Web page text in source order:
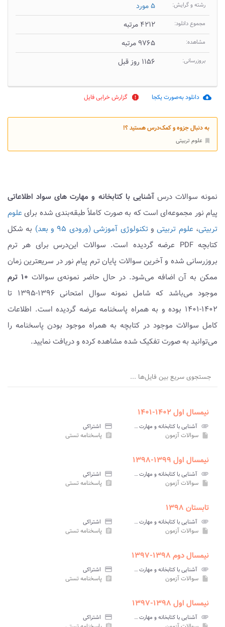
رشته و گرایش: ۵ مورد
مجموع دانلود: ۴۲۱۲ مرتبه
مشاهده: ۹۷۶۵ مرتبه
بروزرسانی: ۱۱۵۶ روز قبل
cloud_download دانلود به‌صورت یکجا report گزارش خرابی فایل
به دنبال جزوه و کمک‌درس هستید ؟!
علوم تربیتی
نمونه سوالات درسآشنایی با کتابخانه و مهارت های سواد اطلاعاتی
پیام نور مجموعه‌ای است که به صورت کاملاً طبقه‌بندی شده برای علوم
تربیتی، علوم تربیتیوتکنولوژی آموزشی (ورودی ۹۵ و بعد)
به شکل
کتابچه PDF عرضه گردیده است. سوالات این‌درس برای هر ترم
بروزرسانی شده و آخرین سوالات پایان ترم پیام نور در سریعترین زمان
ممکن به آن اضافه می‌شود. در حال حاضر نمونه‌ی سوالات ۱۰ ترم
موجود می‌باشد که شامل نمونه سوال امتحانی ۱۳۹۶-۱۳۹۵ تا
۱۴۰۲-۱۴۰۱ بوده و به همراه پاسخنامه عرضه گردیده است. اطلاعات
کامل سوالات موجود در کتابچه به همراه موجود بودن پاسخنامه را
می‌توانید به صورت تفکیک شده مشاهده کرده و دریافت نمایید.
جستجوی سریع بین فایل‌ها ...
نیمسال اول ۱۴۰۲-۱۴۰۱
attachment آشنایی با کتابخانه و مهارت های سواد اطلاعاتی پیام نور credit_card اشتراکی
insert_drive_file سوالات آزمون assignment پاسخنامه تستی
نیمسال اول ۱۳۹۹-۱۳۹۸
attachment آشنایی با کتابخانه و مهارت های سواد اطلاعاتی پیام نور credit_card اشتراکی
insert_drive_file سوالات آزمون assignment پاسخنامه تستی
تابستان ۱۳۹۸
attachment آشنایی با کتابخانه و مهارت های سواد اطلاعاتی پیام نور credit_card اشتراکی
insert_drive_file سوالات آزمون assignment پاسخنامه تستی
نیمسال دوم ۱۳۹۸-۱۳۹۷
attachment آشنایی با کتابخانه و مهارت های سواد اطلاعاتی پیام نور credit_card اشتراکی
insert_drive_file سوالات آزمون assignment پاسخنامه تستی
نیمسال اول ۱۳۹۸-۱۳۹۷
attachment آشنایی با کتابخانه و مهارت های سواد اطلاعاتی پیام نور credit_card اشتراکی